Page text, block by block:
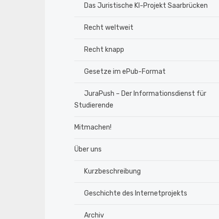
Das Juristische KI-Projekt Saarbrücken
Recht weltweit
Recht knapp
Gesetze im ePub-Format
JuraPush – Der Informationsdienst für
Studierende
Mitmachen!
Über uns
Kurzbeschreibung
Geschichte des Internetprojekts
Archiv